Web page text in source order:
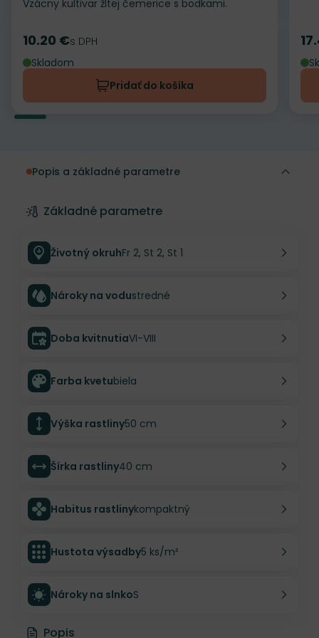
Vzácny kultivar žltej čemerice s bodkami.
Cena
10.20 €s DPH
Skladom
Pridať do košíka
Popis a základné parametre
Základné parametre
Životný okruhFr 2, St 2, St 1
Nároky na vodustredné
Doba kvitnutiaVI-VIII
Farba kvetubiela
Výška rastliny50 cm
Šírka rastliny40 cm
Habitus rastlinykompaktný
Hustota výsadby5 ks/m²
Nároky na slnkoS
Popis